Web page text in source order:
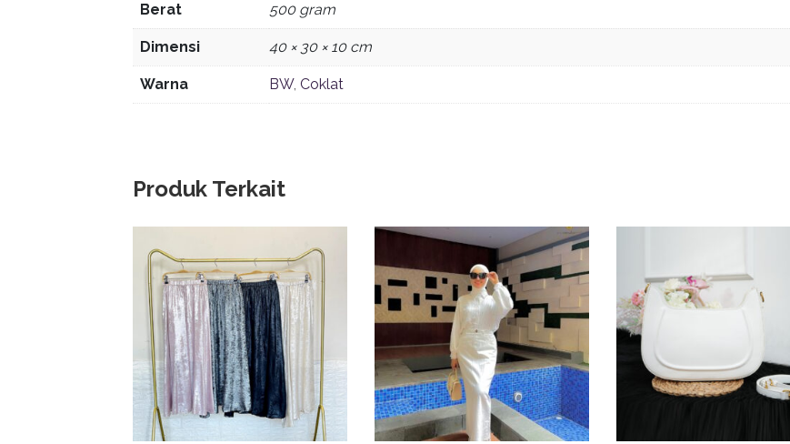
Berat 500 gram
Dimensi 40 × 30 × 10 cm
Warna BW,Coklat
Produk Terkait